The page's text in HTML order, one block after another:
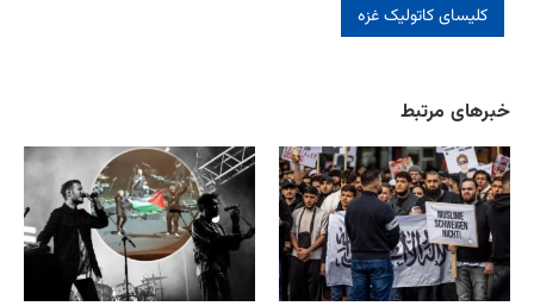
کلیسای کاتولیک غزه
خبرهای مرتبط